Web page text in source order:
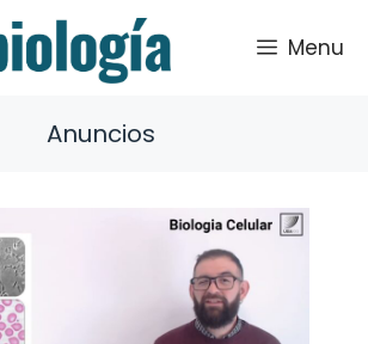
Menu
Anuncios